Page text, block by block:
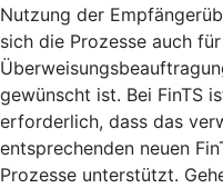
Nutzung der
sich die Prozesse auch
gewünscht ist. Bei FinTS
erforderlich, dass das
entsprechenden neuen
Prozesse unterstützt.